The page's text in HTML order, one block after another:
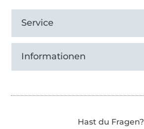
Service
Informationen
Hast du Fragen?